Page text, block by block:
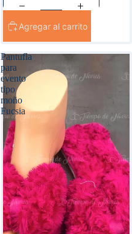
Agregar al carrito
Pantufla
para
evento
tipo
moño
Fucsia